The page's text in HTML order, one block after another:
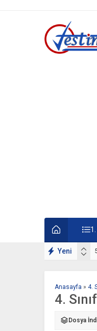
1.
Yeni
Anasayfa » 4.
4.
Dosya